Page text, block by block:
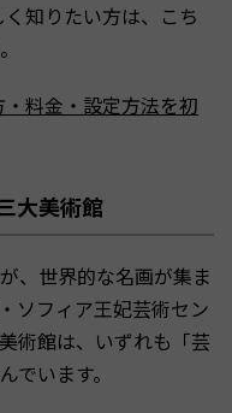
知りたい方は、こち
料金・設定方法を初
大美術館
、世界的な名画が集ま
ソフィア王妃芸術セン
術館は、いずれも「芸
でいます。